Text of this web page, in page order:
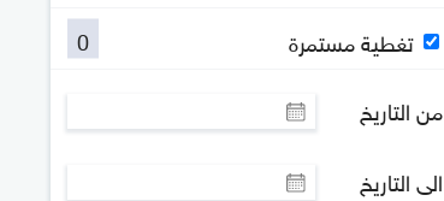
تغطية مستمرة
0
من التاريخ
الى التاريخ